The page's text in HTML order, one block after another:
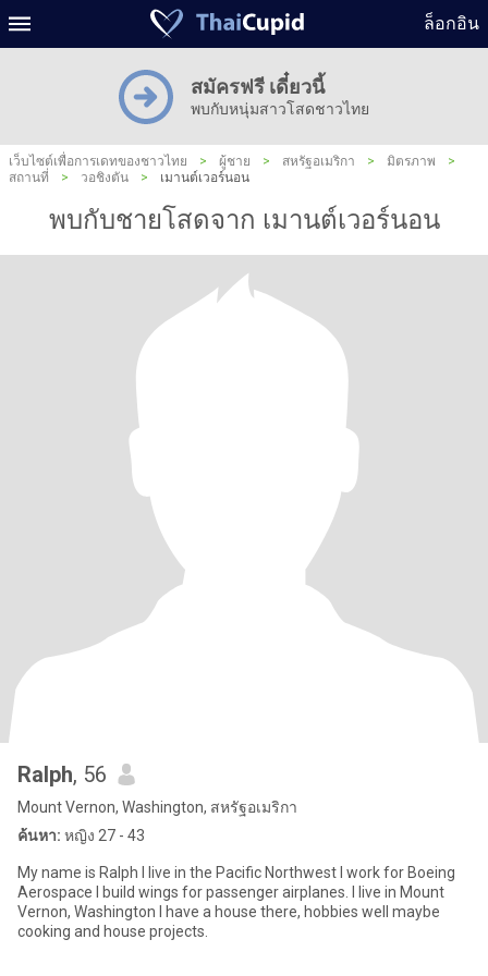
ล็อกอิน
สมัครฟรี เดี๋ยวนี้
พบกับหนุ่มสาวโสดชาวไทย
เว็บไซต์เพื่อการเดทของชาวไทย > ผู้ชาย > สหรัฐอเมริกา > มิตรภาพ
>
สถานที่
> วอชิงตัน > เมานต์เวอร์นอน
พบกับชายโสดจาก เมานต์เวอร์นอน
Ralph, 56
Mount Vernon, Washington, สหรัฐอเมริกา
ค้นหา: หญิง 27 - 43
My name is Ralph I live in the Pacific Northwest I work for Boeing
Aerospace I build wings for passenger airplanes. I live in Mount
Vernon, Washington I have a house there, hobbies well maybe
cooking and house projects.